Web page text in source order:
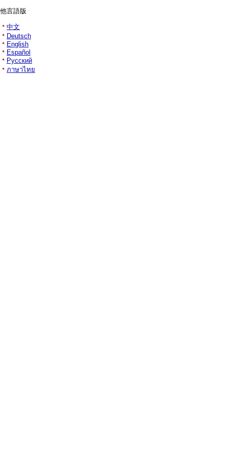
他言語版
中文
Deutsch
English
Español
Русский
ภาษาไทย